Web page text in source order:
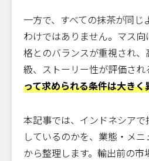
一方で、すべての抹茶が同じ
わけではありません。マス
格とのバランスが重視され
級、ストーリー性が評価され
って求められる条件は大きく
本記事では、インドネシア
しているのかを、業態・メ
から整理します。輸出前の